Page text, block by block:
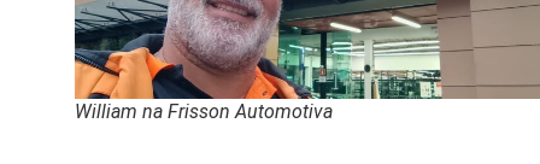
William na Frisson Automotiva